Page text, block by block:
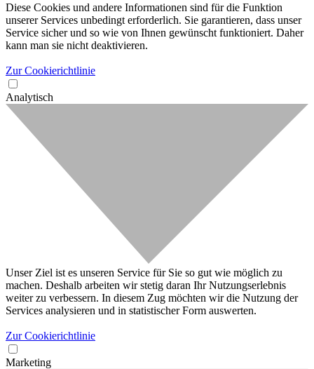
Diese Cookies und andere Informationen sind für die Funktion
unserer Services unbedingt erforderlich. Sie garantieren, dass unser
Service sicher und so wie von Ihnen gewünscht funktioniert. Daher
kann man sie nicht deaktivieren.
Zur Cookierichtlinie
Analytisch
Unser Ziel ist es unseren Service für Sie so gut wie möglich zu
machen. Deshalb arbeiten wir stetig daran Ihr Nutzungserlebnis
weiter zu verbessern. In diesem Zug möchten wir die Nutzung der
Services analysieren und in statistischer Form auswerten.
Zur Cookierichtlinie
Marketing